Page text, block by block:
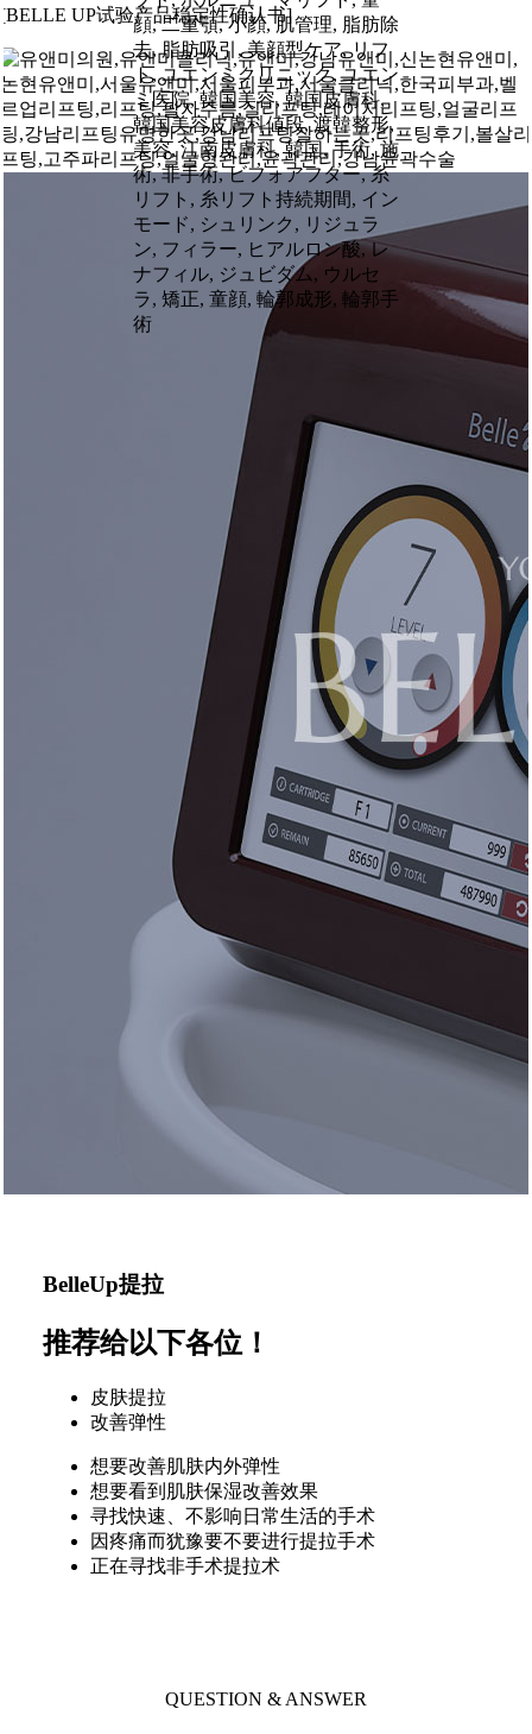
[BELLE UP试验产品稳定性确认书]
BelleUp提拉
推荐给以下各位！
皮肤提拉
改善弹性
想要改善肌肤内外弹性
想要看到肌肤保湿改善效果
寻找快速、不影响日常生活的手术
因疼痛而犹豫要不要进行提拉手术
正在寻找非手术提拉术
QUESTION & ANSWER